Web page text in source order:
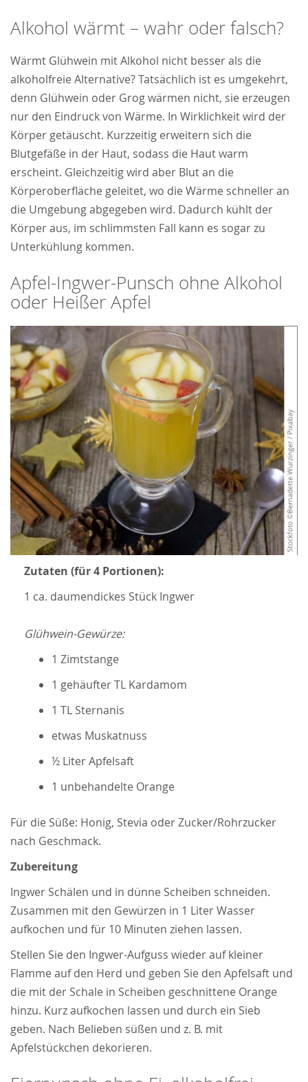
Alkohol wärmt – wahr oder falsch?
Wärmt Glühwein mit Alkohol nicht besser als die
alkoholfreie Alternative? Tatsächlich ist es umgekehrt,
denn Glühwein oder Grog wärmen nicht, sie erzeugen
nur den Eindruck von Wärme. In Wirklichkeit wird der
Körper getäuscht. Kurzzeitig erweitern sich die
Blutgefäße in der Haut, sodass die Haut warm
erscheint. Gleichzeitig wird aber Blut an die
Körperoberfläche geleitet, wo die Wärme schneller an
die Umgebung abgegeben wird. Dadurch kühlt der
Körper aus, im schlimmsten Fall kann es sogar zu
Unterkühlung kommen.
Apfel-Ingwer-Punsch ohne Alkohol
oder Heißer Apfel
Zutaten (für 4 Portionen):
1 ca. daumendickes Stück Ingwer
Glühwein-Gewürze:
1 Zimtstange
1 gehäufter TL Kardamom
1 TL Sternanis
etwas Muskatnuss
½ Liter Apfelsaft
1 unbehandelte Orange
Für die Süße: Honig, Stevia oder Zucker/Rohrzucker
nach Geschmack.
Zubereitung
Ingwer Schälen und in dünne Scheiben schneiden.
Zusammen mit den Gewürzen in 1 Liter Wasser
aufkochen und für 10 Minuten ziehen lassen.
Stellen Sie den Ingwer-Aufguss wieder auf kleiner
Flamme auf den Herd und geben Sie den Apfelsaft und
die mit der Schale in Scheiben geschnittene Orange
hinzu. Kurz aufkochen lassen und durch ein Sieb
geben. Nach Belieben süßen und z. B. mit
Apfelstückchen dekorieren.